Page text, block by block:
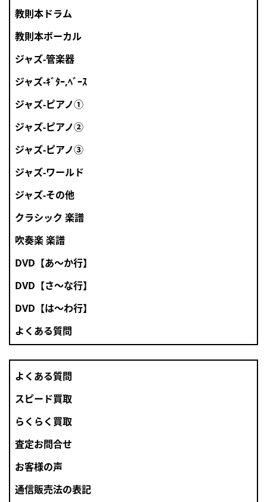
教則本ドラム
教則本ボーカル
ジャズ-管楽器
ジャズ-ｷﾞﾀｰ,ﾍﾞｰｽ
ジャズ-ピアノ①
ジャズ-ピアノ②
ジャズ-ピアノ③
ジャズ-ワールド
ジャズ-その他
クラシック 楽譜
吹奏楽 楽譜
DVD【あ～か行】
DVD【さ～な行】
DVD【は～わ行】
よくある質問
よくある質問
スピード買取
らくらく買取
査定お問合せ
お客様の声
通信販売法の表記